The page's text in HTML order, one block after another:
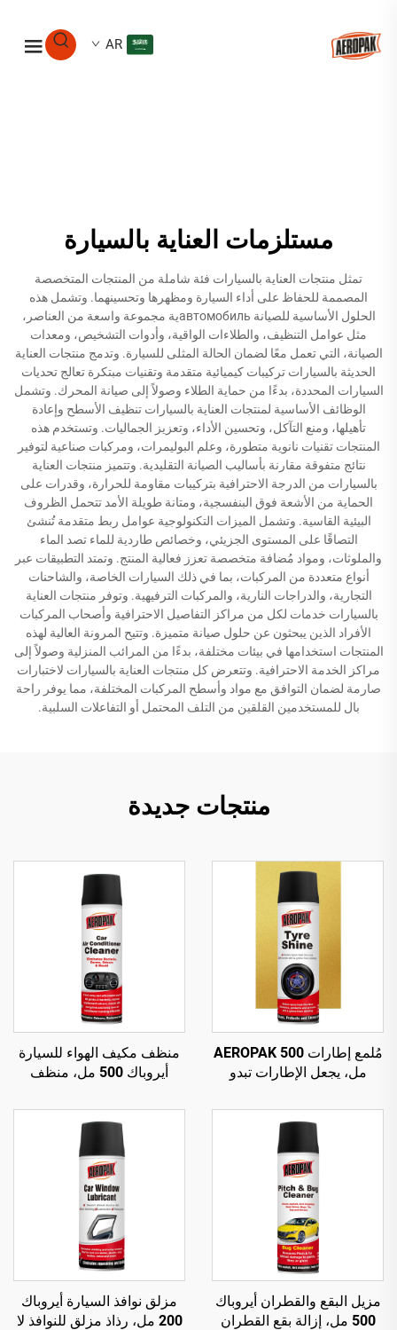
AR
مستلزمات العناية بالسيارة
تمثل منتجات العناية بالسيارات فئة شاملة من المنتجات المتخصصة
المصممة للحفاظ على أداء السيارة ومظهرها وتحسينهما. وتشمل هذه
الحلول الأساسية للصيانة автомобильية مجموعة واسعة من العناصر،
مثل عوامل التنظيف، والطلاءات الواقية، وأدوات التشخيص، ومعدات
الصيانة، التي تعمل معًا لضمان الحالة المثلى للسيارة. وتدمج منتجات العناية
الحديثة بالسيارات تركيبات كيميائية متقدمة وتقنيات مبتكرة تعالج تحديات
السيارات المحددة، بدءًا من حماية الطلاء وصولاً إلى صيانة المحرك. وتشمل
الوظائف الأساسية لمنتجات العناية بالسيارات تنظيف الأسطح وإعادة
تأهيلها، ومنع التآكل، وتحسين الأداء، وتعزيز الجماليات. وتستخدم هذه
المنتجات تقنيات نانوية متطورة، وعلم البوليمرات، ومركبات صناعية لتوفير
نتائج متفوقة مقارنة بأساليب الصيانة التقليدية. وتتميز منتجات العناية
بالسيارات من الدرجة الاحترافية بتركيبات مقاومة للحرارة، وقدرات على
الحماية من الأشعة فوق البنفسجية، ومتانة طويلة الأمد تتحمل الظروف
البيئية القاسية. وتشمل الميزات التكنولوجية عوامل ربط متقدمة تُنشئ
التصاقًا على المستوى الجزيئي، وخصائص طاردية للماء تصد الماء
والملوثات، ومواد مُضافة متخصصة تعزز فعالية المنتج. وتمتد التطبيقات عبر
أنواع متعددة من المركبات، بما في ذلك السيارات الخاصة، والشاحنات
التجارية، والدراجات النارية، والمركبات الترفيهية. وتوفر منتجات العناية
بالسيارات خدمات لكل من مراكز التفاصيل الاحترافية وأصحاب المركبات
الأفراد الذين يبحثون عن حلول صيانة متميزة. وتتيح المرونة العالية لهذه
المنتجات استخدامها في بيئات مختلفة، بدءًا من المرائب المنزلية وصولاً إلى
مراكز الخدمة الاحترافية. وتتعرض كل منتجات العناية بالسيارات لاختبارات
صارمة لضمان التوافق مع مواد وأسطح المركبات المختلفة، مما يوفر راحة
بال للمستخدمين القلقين من التلف المحتمل أو التفاعلات السلبية.
منتجات جديدة
مُلمع إطارات AEROPAK 500
مل، يجعل الإطارات تبدو
للعناية بالإطارات
منظف مكيف الهواء للسيارة
أيروباك 500 مل، منظف
مزيل البقع والقطران أيروباك
500 مل، إزالة بقع القطران
مزلق نوافذ السيارة أيروباك
200 مل، رذاذ مزلق للنوافذ لا